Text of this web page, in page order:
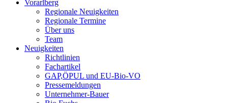
Vorarlberg
Regionale Neuigkeiten
Regionale Termine
Über uns
Team
Neuigkeiten
Richtlinien
Fachartikel
GAP,ÖPUL und EU-Bio-VO
Pressemeldungen
Unternehmer-Bauer